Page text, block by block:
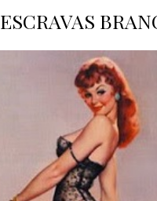
ESCRAVAS